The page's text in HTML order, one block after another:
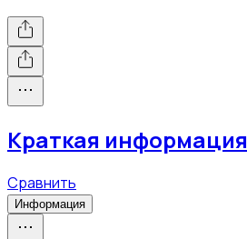
Краткая информация
Сравнить
Информация